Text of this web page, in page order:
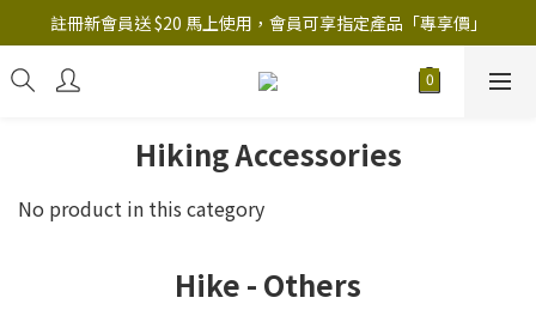
註冊新會員送 $20 馬上使用，會員可享指定產品「​專享價」
註冊新會員送 $20 馬上使用，會員可享指定產品「​專享價」
B.Y.O.B Mask Collection 任選優惠: 4件9折
Hiking Accessories
No product in this category
Hike - Others